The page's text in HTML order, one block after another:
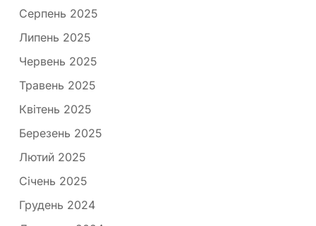
Серпень 2025
Липень 2025
Червень 2025
Травень 2025
Квітень 2025
Березень 2025
Лютий 2025
Січень 2025
Грудень 2024